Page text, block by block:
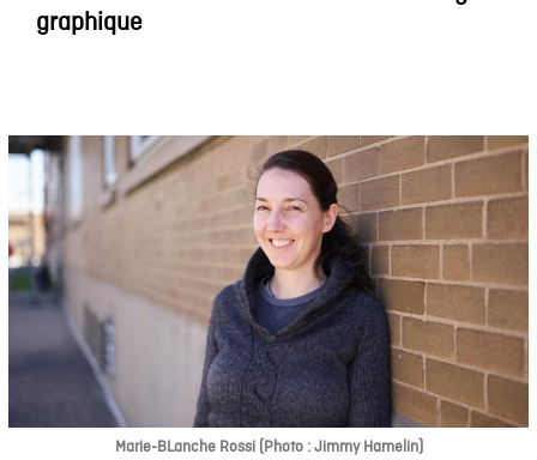
graphique
Marie-BLanche Rossi (Photo : Jimmy Hamelin)